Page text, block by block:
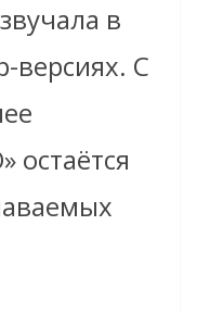
в
версиях. С
остаётся